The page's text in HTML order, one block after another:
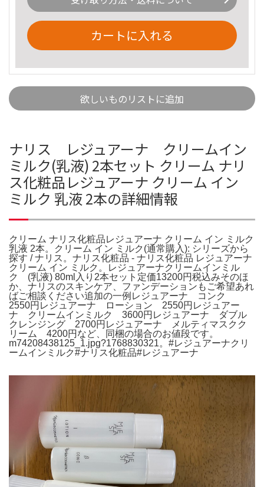
カートに入れる
欲しいものリストに追加
ナリス レジュアーナ クリームイン
ミルク(乳液) 2本セット クリーム ナリ
ス化粧品レジュアーナ クリーム イン
ミルク 乳液 2本の詳細情報
クリーム ナリス化粧品レジュアーナ クリーム イン ミルク
乳液 2本。クリーム イン ミルク(通常購入): シリーズから
探す / ナリス。ナリス化粧品 - ナリス化粧品 レジュアーナ
クリーム イン ミルク。レジュアーナクリームインミル
ク (乳液) 80ml入り2本セット定価13200円税込みそのほ
か、ナリスのスキンケア、ファンデーションもご希望あれ
ばご相談ください追加の一例レジュアーナ コンク
2550円レジュアーナ ローション 2550円レジュアー
ナ クリームインミルク 3600円レジュアーナ ダブル
クレンジング 2700円レジュアーナ メルティマスクク
リーム 4200円など、同梱の場合のお値段です。
m74208438125_1.jpg?1768830321。#レジュアーナクリ
ームインミルク#ナリス化粧品#レジュアーナ